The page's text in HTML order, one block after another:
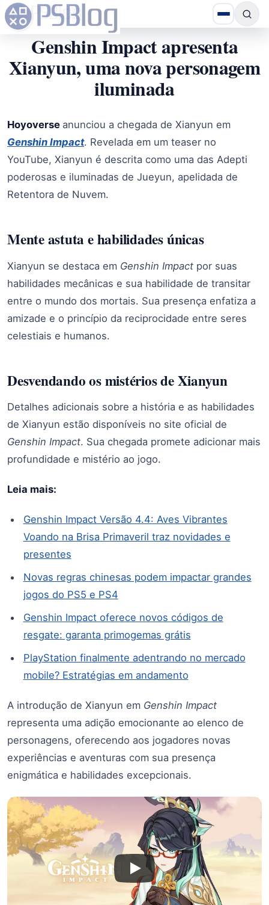
Genshin Impact apresenta
Xianyun, uma nova personagem
iluminada
Hoyoverse anunciou a chegada de Xianyun em
Genshin Impact. Revelada em um teaser no
YouTube, Xianyun é descrita como uma das Adepti
poderosas e iluminadas de Jueyun, apelidada de
Retentora de Nuvem.
Mente astuta e habilidades únicas
Xianyun se destaca em Genshin Impact por suas
habilidades mecânicas e sua habilidade de transitar
entre o mundo dos mortais. Sua presença enfatiza a
amizade e o princípio da reciprocidade entre seres
celestiais e humanos.
Desvendando os mistérios de Xianyun
Detalhes adicionais sobre a história e as habilidades
de Xianyun estão disponíveis no site oficial de
Genshin Impact. Sua chegada promete adicionar mais
profundidade e mistério ao jogo.
Leia mais:
Genshin Impact Versão 4.4: Aves Vibrantes
Voando na Brisa Primaveril traz novidades e
presentes
Novas regras chinesas podem impactar grandes
jogos do PS5 e PS4
Genshin Impact oferece novos códigos de
resgate: garanta primogemas grátis
PlayStation finalmente adentrando no mercado
mobile? Estratégias em andamento
A introdução de Xianyun em Genshin Impact
representa uma adição emocionante ao elenco de
personagens, oferecendo aos jogadores novas
experiências e aventuras com sua presença
enigmática e habilidades excepcionais.